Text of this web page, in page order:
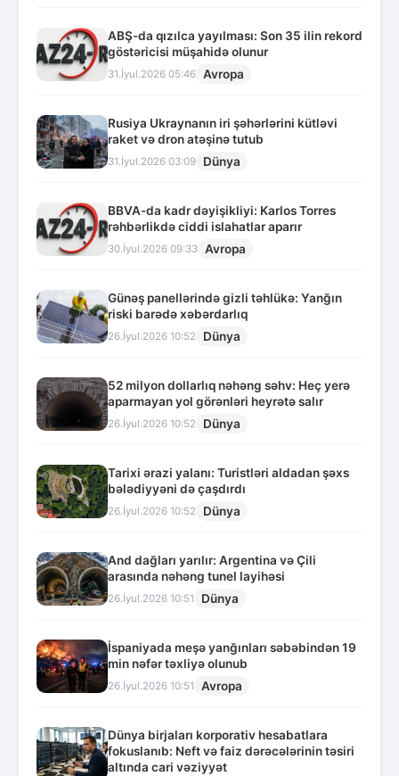
ABŞ-da qızılca yayılması: Son 35 ilin rekord
göstəricisi müşahidə olunur
31.İyul.2026 05:46 Avropa
Rusiya Ukraynanın iri şəhərlərini kütləvi
raket və dron atəşinə tutub
31.İyul.2026 03:09 Dünya
BBVA-da kadr dəyişikliyi: Karlos Torres
rəhbərlikdə ciddi islahatlar aparır
30.İyul.2026 09:33 Avropa
Günəş panellərində gizli təhlükə: Yanğın
riski barədə xəbərdarlıq
26.İyul.2026 10:52 Dünya
52 milyon dollarlıq nəhəng səhv: Heç yerə
aparmayan yol görənləri heyrətə salır
26.İyul.2026 10:52 Dünya
Tarixi ərazi yalanı: Turistləri aldadan şəxs
bələdiyyəni də çaşdırdı
26.İyul.2026 10:52 Dünya
And dağları yarılır: Argentina və Çili
arasında nəhəng tunel layihəsi
26.İyul.2026 10:51 Dünya
İspaniyada meşə yanğınları səbəbindən 19
min nəfər təxliyə olunub
26.İyul.2026 10:51 Avropa
Dünya birjaları korporativ hesabatlara
fokuslanıb: Neft və faiz dərəcələrinin təsiri
altında cari vəziyyət